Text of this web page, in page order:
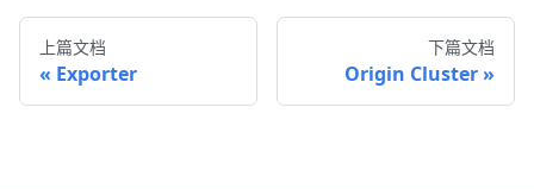
上篇文档
Exporter
下篇文档
Origin Cluster